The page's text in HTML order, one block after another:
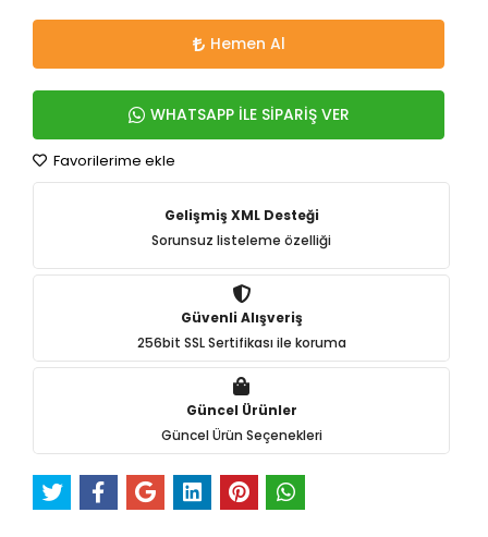
Hemen Al
WHATSAPP İLE SİPARİŞ VER
Favorilerime ekle
Gelişmiş XML Desteği
Sorunsuz listeleme özelliği
Güvenli Alışveriş
256bit SSL Sertifikası ile koruma
Güncel Ürünler
Güncel Ürün Seçenekleri